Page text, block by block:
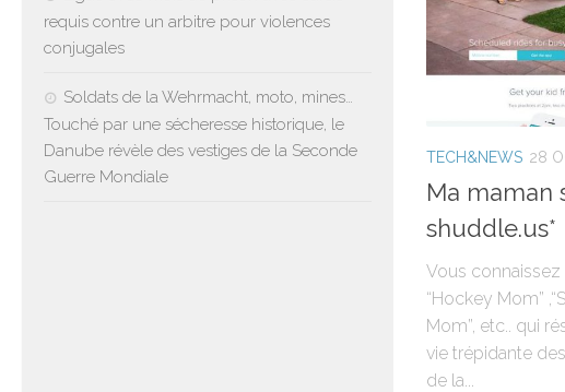
TECH&NEWS 28
Ma maman
shuddle.us*
Vous
“Hockey Mom”
Mom”, etc.. qui
vie trépidante
de la...
requis contre un arbitre pour violences
conjugales
Soldats de la Wehrmacht, moto, mines…
Touché par une sécheresse historique, le
Danube révèle des vestiges de la Seconde
Guerre Mondiale